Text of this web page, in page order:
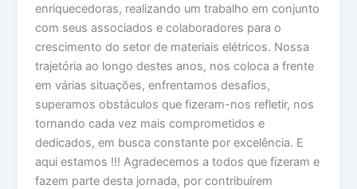
enriquecedoras, realizando um trabalho em conjunto
com seus associados e colaboradores para o
crescimento do setor de materiais elétricos. Nossa
trajetória ao longo destes anos, nos coloca a frente
em várias situações, enfrentamos desafios,
superamos obstáculos que fizeram-nos refletir, nos
tornando cada vez mais comprometidos e
dedicados, em busca constante por excelência. E
aqui estamos !!! Agradecemos a todos que fizeram e
fazem parte desta jornada, por contribuírem